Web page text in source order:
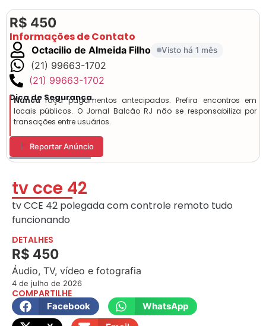
R$ 450
Informações de Contato
Octacilio de Almeida Filho Visto há 1 mês
(21) 99663-1702
(21) 99663-1702
Dica de Segurança
Nuncafaça pagamentos antecipados. Prefira encontros em
locais públicos. O Jornal Balcão RJ não se responsabiliza por
transações entre usuários.
Reportar Anúncio
tv cce 42
tv CCE 42 polegada com controle remoto tudo
funcionando
DETALHES
R$ 450
Áudio, TV, vídeo e fotografia
4 de julho de 2026
COMPARTILHE
Facebook
WhatsApp